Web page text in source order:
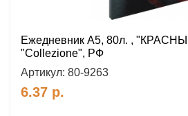
Ежедневник А5, 80л. ,
"Collezione", РФ
Артикул: 80-9263
6.37 р.